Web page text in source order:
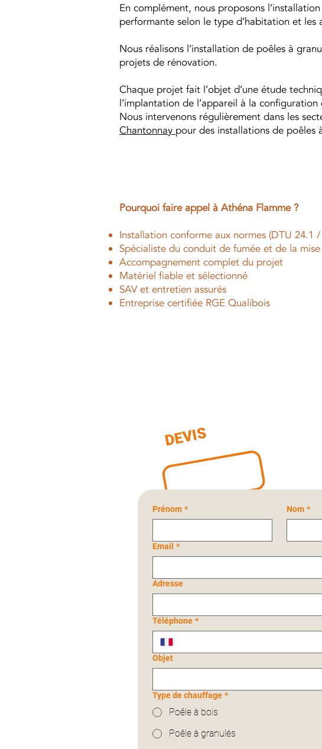
En complément, nous proposons l’installation
performante selon le type d’habitation et
Nous réalisons l’installation de poêles à
projets de rénovation.
Chaque projet fait l’objet d’une étude
l’implantation de l’appareil à la
Nous intervenons régulièrement dans les
Chantonnay pour des installations de poêles
Pourquoi faire appel à Athéna Flamme ?
Installation conforme aux normes (DTU 24.1 /
Spécialiste du conduit de fumée et de la
Accompagnement complet du projet
Matériel fiable et sélectionné
SAV et entretien assurés
Entreprise certifiée RGE Qualibois
DEVIS
Prénom * Nom *
Email *
Adresse
Téléphone *
Objet
Type de chauffage *
Poêle à bois
Poêle à granulés